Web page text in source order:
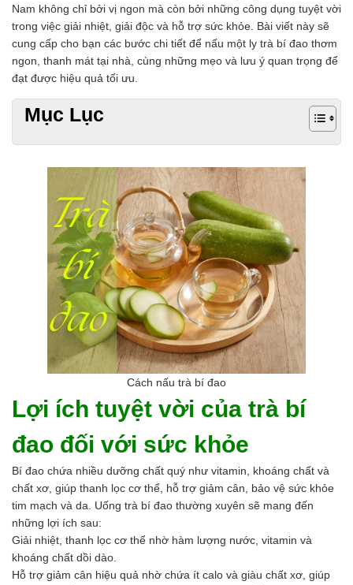
Nam không chỉ bởi vị ngon mà còn bởi những công dụng tuyệt vời
trong việc giải nhiệt, giải độc và hỗ trợ sức khỏe. Bài viết này sẽ
cung cấp cho bạn các bước chi tiết để nấu một ly trà bí đao thơm
ngon, thanh mát tại nhà, cùng những mẹo và lưu ý quan trọng để
đạt được hiệu quả tối ưu.
Mục Lục
Cách nấu trà bí đao
Lợi ích tuyệt vời của trà bí
đao đối với sức khỏe
Bí đao chứa nhiều dưỡng chất quý như vitamin, khoáng chất và
chất xơ, giúp thanh lọc cơ thể, hỗ trợ giảm cân, bảo vệ sức khỏe
tim mạch và da. Uống trà bí đao thường xuyên sẽ mang đến
những lợi ích sau:
Giải nhiệt, thanh lọc cơ thể nhờ hàm lượng nước, vitamin và
khoáng chất dồi dào.
Hỗ trợ giảm cân hiệu quả nhờ chứa ít calo và giàu chất xơ, giúp